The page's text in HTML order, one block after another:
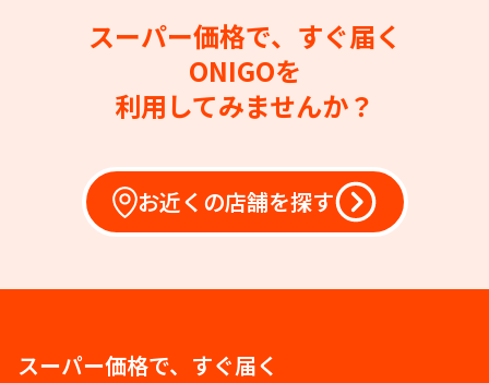
スーパー価格で、すぐ届く
ONIGOを
利用してみませんか？
お近くの店舗を探す
スーパー価格で、すぐ届く